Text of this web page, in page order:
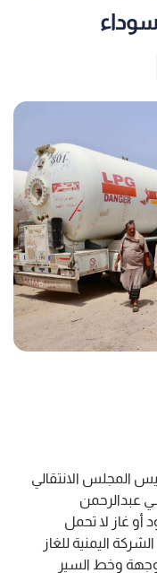
المجلس الانتقالي
عبدالرحمن
غاز لا تحمل
اليمنية للغاز
وخط السير